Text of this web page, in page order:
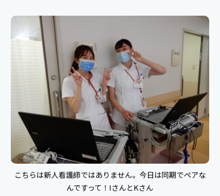
こちらは新人看護師ではありません。今日は同期でペアな
んですって！IさんとKさん